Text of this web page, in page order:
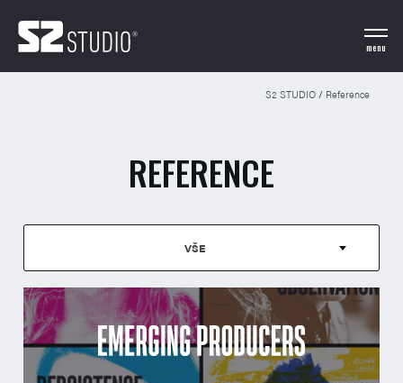
menu
S2 STUDIO / Reference
REFERENCE
VŠE